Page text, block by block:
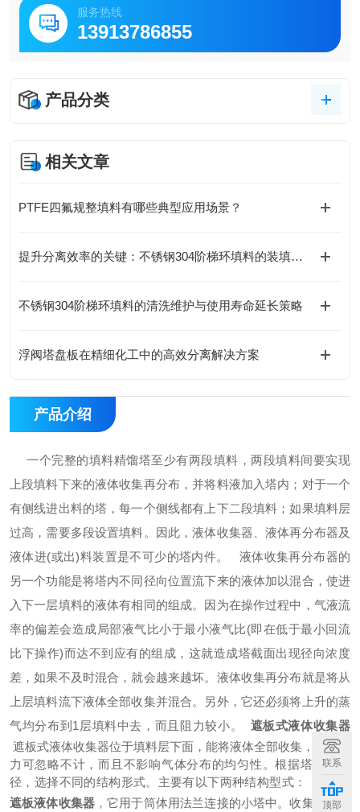
服务热线
13913786855
产品分类
相关文章
PTFE四氟规整填料有哪些典型应用场景？
提升分离效率的关键：不锈钢304阶梯环填料的装填工艺指南
不锈钢304阶梯环填料的清洗维护与使用寿命延长策略
​浮阀塔盘板在精细化工中的高效分离解决方案
产品介绍
一个完整的填料精馏塔至少有两段填料，两段填料间要实现
上段填料下来的液体收集再分布，并将料液加入塔内；对于一个
有侧线进出料的塔，每一个侧线都有上下二段填料；如果填料层
过高，需要多段设置填料。因此，液体收集器、液体再分布器及
液体进(或出)料装置是不可少的塔内件。
液体收集再分布器的
另一个功能是将塔内不同径向位置流下来的液体加以混合，使进
入下一层填料的液体有相同的组成。因为在操作过程中，气液流
率的偏差会造成局部液气比小于最小液气比(即在低于最小回流
比下操作)而达不到应有的组成，这就造成塔截面出现径向浓度
差，如果不及时混合，就会越来越坏。液体收集再分布就是将从
上层填料流下液体全部收集并混合。另外，它还必须将上升的蒸
气均分布到 1 层填料中去，而且阻力较小。
遮板式液体收集器
遮板式液体收集器位于填料层下面，能将液体全部收集，它的阻
力可忽略不计，而且不影响气体分布的均匀性。根据塔型和塔
径，选择不同的结构形式。主要有以下两种结构型式：
整体式
遮板液体收集器 ，它用于筒体用法兰连接的小塔中。收集器上缘
联系
顶部